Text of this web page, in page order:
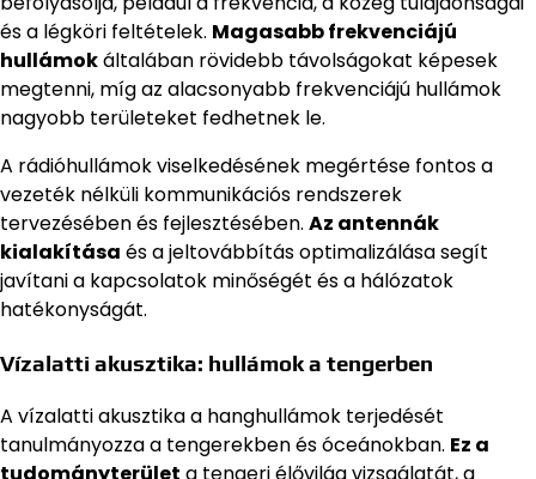
és a légköri feltételek. Magasabb frekvenciájú
hullámokáltalában rövidebb távolságokat képesek
megtenni, míg az alacsonyabb frekvenciájú hullámok
nagyobb területeket fedhetnek le.
A rádióhullámok viselkedésének megértése fontos a
vezeték nélküli kommunikációs rendszerek
tervezésében és fejlesztésében. Az antennák
kialakítása és a jeltovábbítás optimalizálása segít
javítani a kapcsolatok minőségét és a hálózatok
hatékonyságát.
Vízalatti akusztika: hullámok a tengerben
A vízalatti akusztika a hanghullámok terjedését
tanulmányozza a tengerekben és óceánokban. Ez a